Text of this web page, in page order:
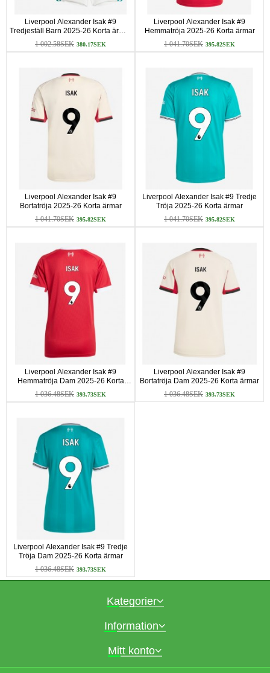
Liverpool Alexander Isak #9
Tredjeställ Barn 2025-26 Korta ärmar
(+ Korta byxor)
1 002.58SEK 380.17SEK
Liverpool Alexander Isak #9
Hemmatröja 2025-26 Korta ärmar
1 041.70SEK 395.82SEK
Liverpool Alexander Isak #9
Bortatröja 2025-26 Korta ärmar
1 041.70SEK 395.82SEK
Liverpool Alexander Isak #9 Tredje
Tröja 2025-26 Korta ärmar
1 041.70SEK 395.82SEK
Liverpool Alexander Isak #9
Hemmatröja Dam 2025-26 Korta
ärmar
1 036.48SEK 393.73SEK
Liverpool Alexander Isak #9
Bortatröja Dam 2025-26 Korta ärmar
1 036.48SEK 393.73SEK
Liverpool Alexander Isak #9 Tredje
Tröja Dam 2025-26 Korta ärmar
1 036.48SEK 393.73SEK
Kategorier
Information
Mitt konto